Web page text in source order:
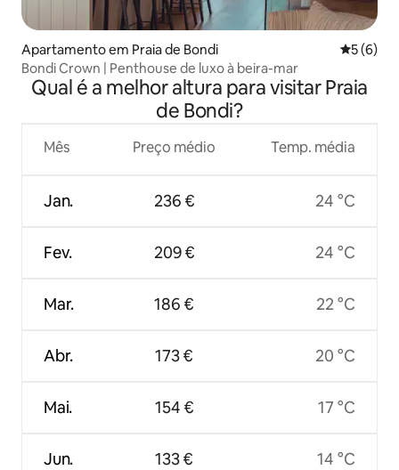
Apartamento em Praia de Bondi
5 (6)
Bondi Crown | Penthouse de luxo à beira-mar
Qual é a melhor altura para visitar Praia
de Bondi?
Mês
Jan.
Fev.
Mar.
Abr.
Mai.
Jun.
Preço médio
236 €
209 €
186 €
173 €
154 €
133 €
Temp. média
24 °C
24 °C
22 °C
20 °C
17 °C
14 °C